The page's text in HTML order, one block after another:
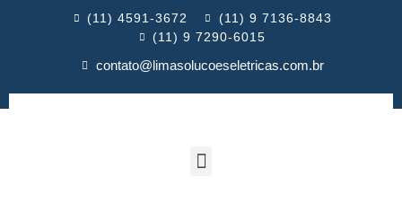
(11) 4591-3672
(11) 9 7136-8843
(11) 9 7290-6015
contato@limasolucoeseletricas.com.br